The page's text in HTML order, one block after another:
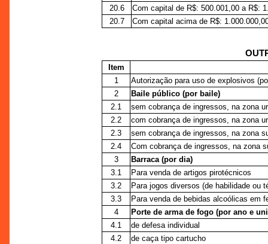
20.6
Com capital de R$: 500.001,00 a R$:
20.7
Com capital acima de R$:
Item
1
Autorização para uso de explosivos
2
Baile público (por baile)
2.1
sem cobrança de ingressos, na zona
2.2
com cobrança de ingressos, na zona
2.3
sem cobrança de ingressos, na zona
2.4
Com cobrança de ingressos, na zona
3
Barraca (por dia)
3.1
Para venda de artigos pirotécnicos
3.2
Para jogos diversos (de habilidade ou
3.3
Para venda de bebidas alcoólicas em
4
Porte de arma de fogo (por ano e
4.1
de defesa individual
4.2
de caça tipo cartucho